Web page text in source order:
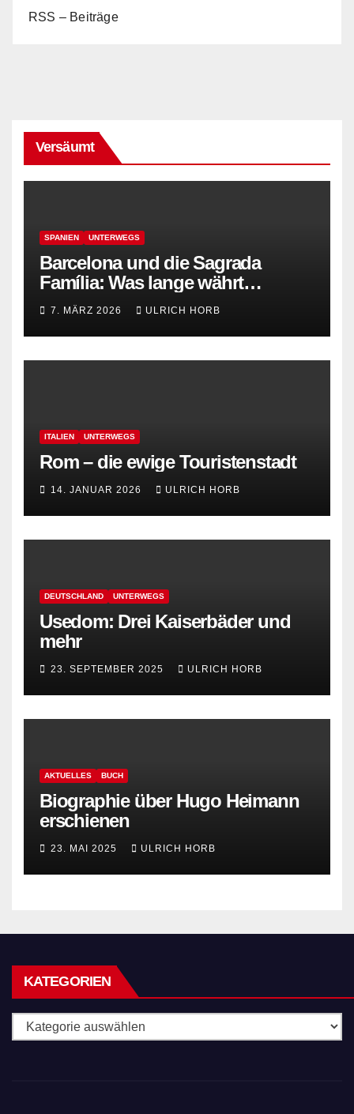
RSS – Beiträge
Versäumt
SPANIEN UNTERWEGS
Barcelona und die Sagrada
Família: Was lange währt…
7. MÄRZ 2026 ULRICH HORB
ITALIEN UNTERWEGS
Rom – die ewige Touristenstadt
14. JANUAR 2026 ULRICH HORB
DEUTSCHLAND UNTERWEGS
Usedom: Drei Kaiserbäder und
mehr
23. SEPTEMBER 2025 ULRICH HORB
AKTUELLES BUCH
Biographie über Hugo Heimann
erschienen
23. MAI 2025 ULRICH HORB
KATEGORIEN
Kategorien